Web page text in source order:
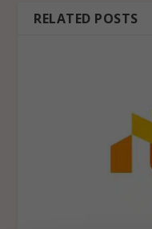
RELATED POSTS